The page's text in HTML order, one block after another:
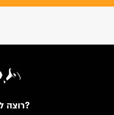
רוצה להיות חלק מפוליטיקלי קוראת?